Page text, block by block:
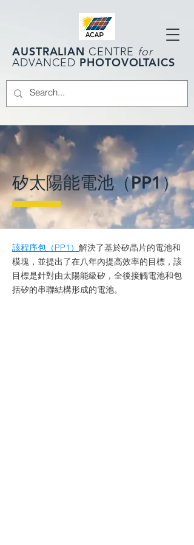
AUSTRALIAN CENTRE for
ADVANCED PHOTOVOLTAICS
矽太陽能電池（PP1）
該程序包（PP1） 解決了基於矽晶片的電池和
模塊，並提出了在八年內提高效率的目標，該
目標是針對由太陽能級矽，全後接觸電池和包
括矽的串聯結構形成的電池。